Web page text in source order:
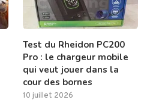
Test du Rheidon PC200
Pro : le chargeur mobile
qui veut jouer dans la
cour des bornes
10 juillet 2026